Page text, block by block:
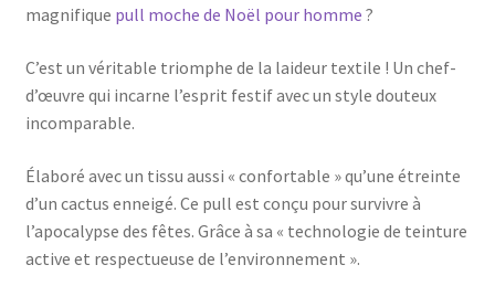
magnifique pull moche de Noël pour homme ?
C’est un véritable triomphe de la laideur textile ! Un chef-
d’œuvre qui incarne l’esprit festif avec un style douteux
incomparable.
Élaboré avec un tissu aussi « confortable » qu’une étreinte
d’un cactus enneigé. Ce pull est conçu pour survivre à
l’apocalypse des fêtes. Grâce à sa « technologie de teinture
active et respectueuse de l’environnement ».